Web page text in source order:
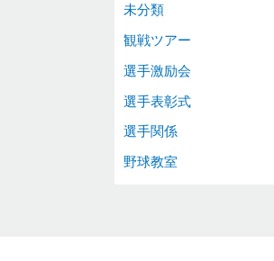
未分類
観戦ツアー
選手激励会
選手表彰式
選手関係
野球教室